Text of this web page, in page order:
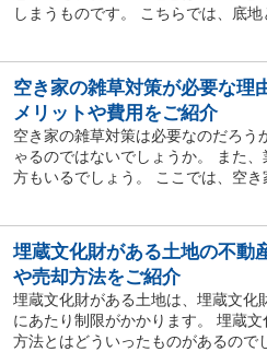
しまうものです。 こちらでは、底地
空き家の雑草対策が必要な理
メリットや費用をご紹介
空き家の雑草対策は必要なのだろう
ゃるのではないでしょうか。 また
方もいるでしょう。 ここでは、空き
埋蔵文化財がある土地の不動
や売却方法をご紹介
埋蔵文化財がある土地は、埋蔵文化
にあたり制限がかかります。 埋蔵
方法とはどういったものがあるので